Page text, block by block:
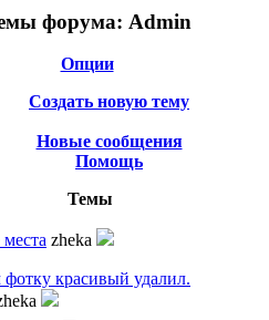
форума: Admin
Опции
Создать новую тему
Новые сообщения
Помощь
Темы
zheka
фотку красивый удалил.